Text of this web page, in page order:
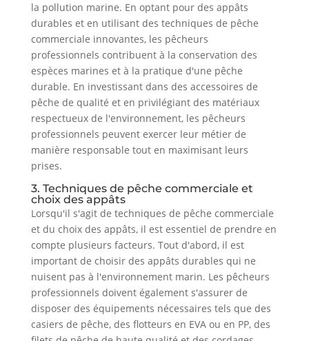
la pollution marine. En optant pour des appâts
durables et en utilisant des techniques de pêche
commerciale innovantes, les pêcheurs
professionnels contribuent à la conservation des
espèces marines et à la pratique d'une pêche
durable. En investissant dans des accessoires de
pêche de qualité et en privilégiant des matériaux
respectueux de l'environnement, les pêcheurs
professionnels peuvent exercer leur métier de
manière responsable tout en maximisant leurs
prises.
3. Techniques de pêche commerciale et
choix des appâts
Lorsqu'il s'agit de techniques de pêche commerciale
et du choix des appâts, il est essentiel de prendre en
compte plusieurs facteurs. Tout d'abord, il est
important de choisir des appâts durables qui ne
nuisent pas à l'environnement marin. Les pêcheurs
professionnels doivent également s'assurer de
disposer des équipements nécessaires tels que des
casiers de pêche, des flotteurs en EVA ou en PP, des